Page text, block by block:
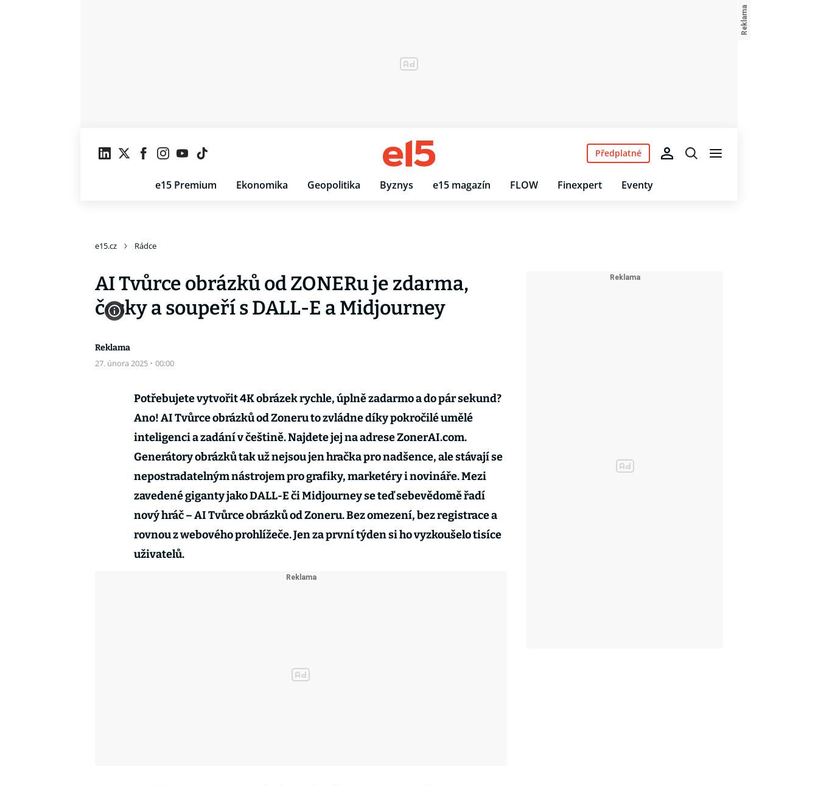
e15 Premium Ekonomika Geopolitika Byznys e15 magazín FLOW Finexpert Eventy
Předplatné
e15.cz Rádce
AI Tvůrce obrázků od ZONERu je zdarma,
česky a soupeří s DALL-E a Midjourney
Reklama
27. února 2025 · 00:00
Potřebujete vytvořit 4K obrázek rychle, úplně zadarmo a do pár sekund?
Ano! AI Tvůrce obrázků od Zoneru to zvládne díky pokročilé umělé
inteligenci a zadání v češtině. Najdete jej na adrese ZonerAI.com.
Generátory obrázků tak už nejsou jen hračka pro nadšence, ale stávají se
nepostradatelným nástrojem pro grafiky, marketéry i novináře. Mezi
zavedené giganty jako DALL-E či Midjourney se teď sebevědomě řadí
nový hráč – AI Tvůrce obrázků od Zoneru. Bez omezení, bez registrace a
rovnou z webového prohlížeče. Jen za první týden si ho vyzkoušelo tisíce
uživatelů.